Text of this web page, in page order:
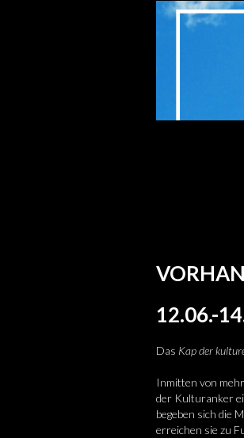
12.06.-
Das Kap der
Inmitten von
der Kulturanker
begeben sich die
erreichen sie zu